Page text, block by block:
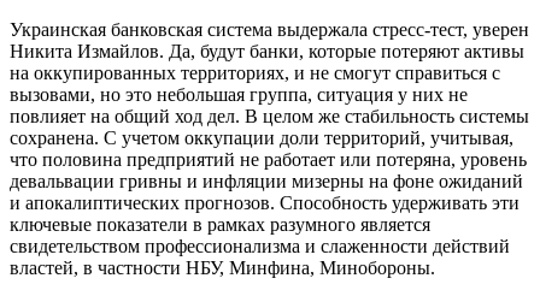
Украинская банковская система выдержала стресс-тест, уверен
Никита Измайлов. Да, будут банки, которые потеряют активы
на оккупированных территориях, и не смогут справиться с
вызовами, но это небольшая группа, ситуация у них не
повлияет на общий ход дел. В целом же стабильность системы
сохранена. С учетом оккупации доли территорий, учитывая,
что половина предприятий не работает или потеряна, уровень
девальвации гривны и инфляции мизерны на фоне ожиданий
и апокалиптических прогнозов. Способность удерживать эти
ключевые показатели в рамках разумного является
свидетельством профессионализма и слаженности действий
властей, в частности НБУ, Минфина, Минобороны.